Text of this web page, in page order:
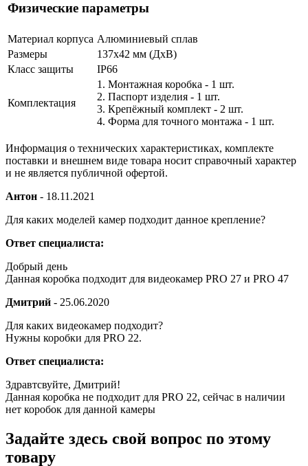
Физические параметры
Материал корпуса Алюминиевый сплав
Размеры
137х42 мм (ДхВ)
Класс защиты
IP66
Комплектация
1. Монтажная коробка - 1 шт.
2. Паспорт изделия - 1 шт.
3. Крепёжный комплект - 2 шт.
4. Форма для точного монтажа - 1 шт.
Информация о технических характеристиках, комплекте
поставки и внешнем виде товара носит справочный характер
и не является публичной офертой.
Антон - 18.11.2021
Для каких моделей камер подходит данное крепление?
Ответ специалиста:
Добрый день
Данная коробка подходит для видеокамер PRO 27 и PRO 47
Дмитрий - 25.06.2020
Для каких видеокамер подходит?
Нужны коробки для PRO 22.
Ответ специалиста:
Здравтсвуйте, Дмитрий!
Данная коробка не подходит для PRO 22, сейчас в наличии
нет коробок для данной камеры
Задайте здесь свой вопрос по этому
товару